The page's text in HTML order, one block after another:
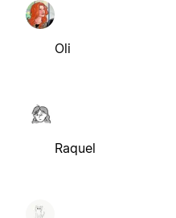
Oli
Raquel